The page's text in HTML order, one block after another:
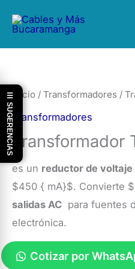
Inicio / Transformadores /
Transformadores
Transformador
es un reductor de voltaje
$450 { mA}$. Convierte
salidas AC para fuentes
electrónica.
Cotizar por
☰ SUGERENCIAS